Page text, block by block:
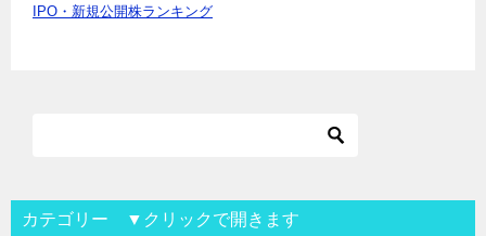
IPO・新規公開株ランキング
カテゴリー ▼クリックで開きます